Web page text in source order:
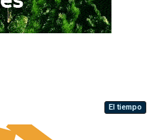
El tiempo